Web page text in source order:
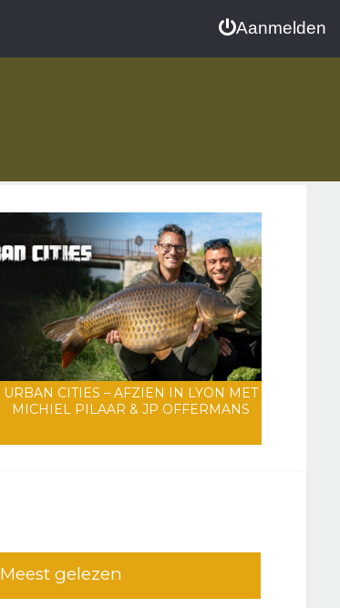
Aanmelden
URBAN CITIES – AFZIEN IN LYON MET
MICHIEL PILAAR & JP OFFERMANS
Meest gelezen